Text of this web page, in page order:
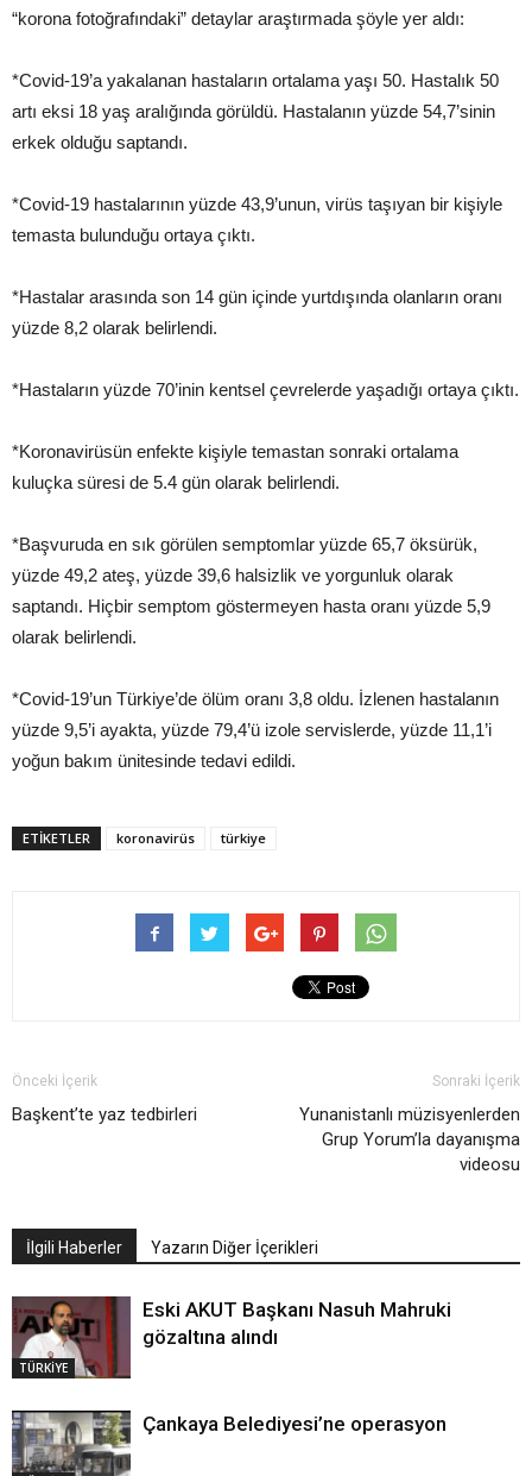
“korona fotoğrafındaki” detaylar araştırmada şöyle yer aldı:
*Covid-19’a yakalanan hastaların ortalama yaşı 50. Hastalık 50
artı eksi 18 yaş aralığında görüldü. Hastalanın yüzde 54,7’sinin
erkek olduğu saptandı.
*Covid-19 hastalarının yüzde 43,9’unun, virüs taşıyan bir kişiyle
temasta bulunduğu ortaya çıktı.
*Hastalar arasında son 14 gün içinde yurtdışında olanların oranı
yüzde 8,2 olarak belirlendi.
*Hastaların yüzde 70’inin kentsel çevrelerde yaşadığı ortaya çıktı.
*Koronavirüsün enfekte kişiyle temastan sonraki ortalama
kuluçka süresi de 5.4 gün olarak belirlendi.
*Başvuruda en sık görülen semptomlar yüzde 65,7 öksürük,
yüzde 49,2 ateş, yüzde 39,6 halsizlik ve yorgunluk olarak
saptandı. Hiçbir semptom göstermeyen hasta oranı yüzde 5,9
olarak belirlendi.
*Covid-19’un Türkiye’de ölüm oranı 3,8 oldu. İzlenen hastalanın
yüzde 9,5’i ayakta, yüzde 79,4’ü izole servislerde, yüzde 11,1’i
yoğun bakım ünitesinde tedavi edildi.
ETIKETLER koronavirüs türkiye
Önceki İçerik
Başkent’te yaz tedbirleri
Sonraki İçerik
Yunanistanlı müzisyenlerden
Grup Yorum’la dayanışma
videosu
İlgili Haberler Yazarın Diğer İçerikleri
TÜRKİYE
Eski AKUT Başkanı Nasuh Mahruki
gözaltına alındı
Çankaya Belediyesi’ne operasyon